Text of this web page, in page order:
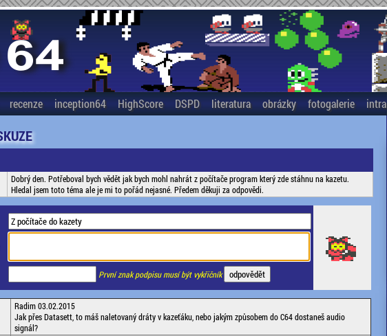
recenze inception64 HighScore DSPD literatura obrázky fotogalerie intra
Dobrý den. Potřeboval bych vědět jak bych mohl nahrát z počítače program který zde stáhnu na kazetu.
Hledal jsem toto téma ale je mi to pořád nejasné. Předem děkuji za odpovědi.
První znak podpisu musí být vykřičník
Radim 03.02.2015
Jak přes Datasett, to máš naletovaný dráty v kazeťáku, nebo jakým způsobem do C64 dostaneš audio
signál?